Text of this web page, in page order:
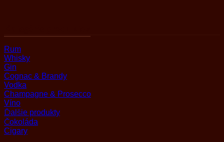
Rum
Whisky
Gin
Cognac & Brandy
Vodka
Champagne & Prosecco
Víno
Ďalšie produkty
Čokoláda
Cigary